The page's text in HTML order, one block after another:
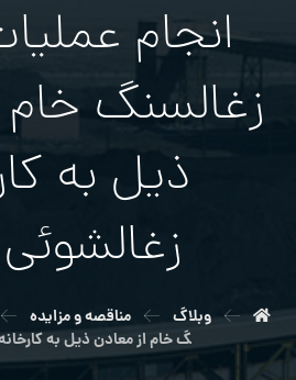
انجام
زغالسنگ خام
ذیل به
وبلاگ مناقصه و مزایده
گ خام از معادن ذیل به